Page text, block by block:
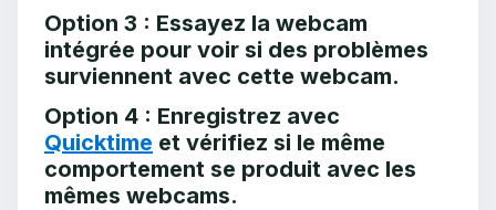
Option 3 : Essayez la webcam
intégrée pour voir si des problèmes
surviennent avec cette webcam.
Option 4 : Enregistrez avec
Quicktime et vérifiez si le même
comportement se produit avec les
mêmes webcams.